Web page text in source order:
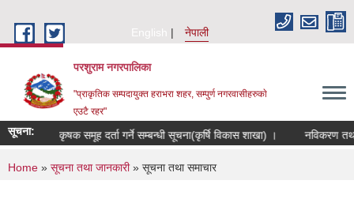
English
नेपाली
परशुराम नगरपालिका
"प्राकृतिक सम्पदायुक्त हराभरा शहर, सम्पुर्ण नगरवासीहरुकाे
एउटै रहर"
सूचना: कृषक समूह दर्ता गर्ने सम्बन्धी सूचना(कृर्षि विकास शाखा) । नविकरण तथा
You are here
Home » सूचना तथा जानकारी» सूचना तथा समाचार